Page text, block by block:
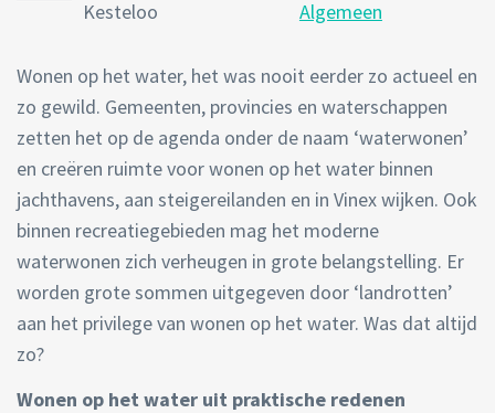
Kesteloo
Algemeen
Wonen op het water, het was nooit eerder zo actueel en
zo gewild. Gemeenten, provincies en waterschappen
zetten het op de agenda onder de naam ‘waterwonen’
en creëren ruimte voor wonen op het water binnen
jachthavens, aan steigereilanden en in Vinex wijken. Ook
binnen recreatiegebieden mag het moderne
waterwonen zich verheugen in grote belangstelling. Er
worden grote sommen uitgegeven door ‘landrotten’
aan het privilege van wonen op het water. Was dat altijd
zo?
Wonen op het water uit praktische redenen